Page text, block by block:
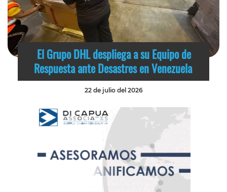
El Grupo DHL despliega a su Equipo de
Respuesta ante Desastres en Venezuela
22 de julio del 2026